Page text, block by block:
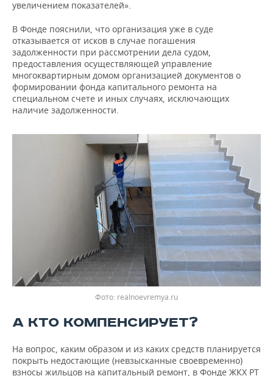
увеличением показателей».
В Фонде пояснили, что организация уже в суде
отказывается от исков в случае погашения
задолженности при рассмотрении дела судом,
предоставления осуществляющей управление
многоквартирным домом организацией документов о
формировании фонда капитального ремонта на
специальном счете и иных случаях, исключающих
наличие задолженности.
Фото: realnoevremya.ru
А КТО КОМПЕНСИРУЕТ?
На вопрос, каким образом и из каких средств планируется
покрыть недостающие (невзысканные своевременно)
взносы жильцов на капитальный ремонт, в Фонде ЖКХ РТ